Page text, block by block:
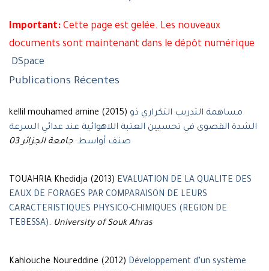
Important: Cette page est gelée. Les nouveaux
documents sont maintenant dans le dépôt numérique
DSpace
Publications Récentes
kellil mouhamed amine (2015) مساهمة التدريب التكراري ذو
الشدة القصوى في تحسيين العتبة اللاهوائية عند عدائي السرعة
صنف أواسط. جامعة الجزائر 03
TOUAHRIA Khedidja (2013) EVALUATION DE LA QUALITE DES
EAUX DE FORAGES PAR COMPARAISON DE LEURS
CARACTERISTIQUES PHYSICO-CHIMIQUES (REGION DE
TEBESSA). University of Souk Ahras
Kahlouche Noureddine (2012) Développement d’un système